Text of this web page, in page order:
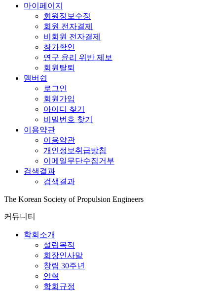
마이페이지
회원정보수정
회원 전자결제
비회원 전자결제
참가확인
연구 윤리 위반 제보
회원탈퇴
멤버쉽
로그인
회원가입
아이디 찾기
비밀번호 찾기
이용약관
이용약관
개인정보취급방침
이메일무단수집거부
검색결과
검색결과
The Korean Society of Propulsion Engineers
커뮤니티
학회소개
설립목적
회장인사말
창립 30주년
연혁
학회규정